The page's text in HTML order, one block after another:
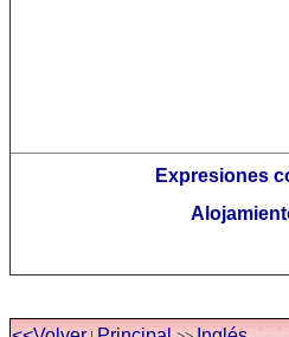
Expresiones